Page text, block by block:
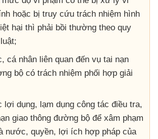
hoặc bị truy cứu trách nhiệm hình
hại thì phải bồi thường theo quy
cá nhân liên quan đến vụ tai nạn
bộ có trách nhiệm phối hợp giải
lợi dụng, lạm dụng công tác điều tra,
giao thông đường bộ để xâm phạm
nước, quyền, lợi ích hợp pháp của